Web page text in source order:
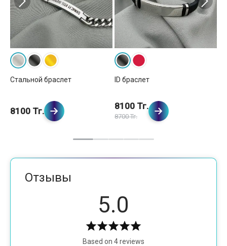
Стальной браслет
8100 Тг.
ID браслет
8100 Тг.
8700 Тг.
Отзывы
5.0
Based on 4 reviews